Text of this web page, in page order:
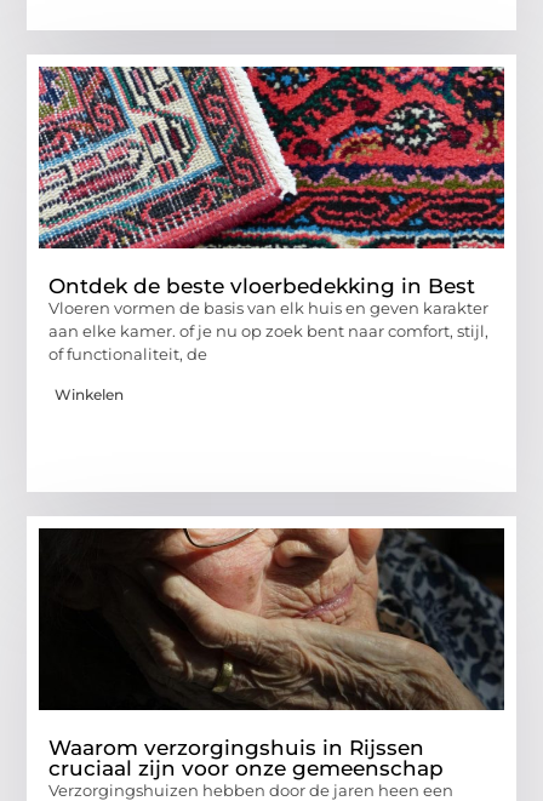
Ontdek de beste vloerbedekking in Best
Vloeren vormen de basis van elk huis en geven karakter
aan elke kamer. of je nu op zoek bent naar comfort, stijl,
of functionaliteit, de
Winkelen
Waarom verzorgingshuis in Rijssen
cruciaal zijn voor onze gemeenschap
Verzorgingshuizen hebben door de jaren heen een